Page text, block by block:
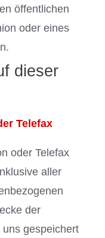
öffentlichen
oder eines
dieser
Telefax
oder Telefax
aller
der
gespeichert